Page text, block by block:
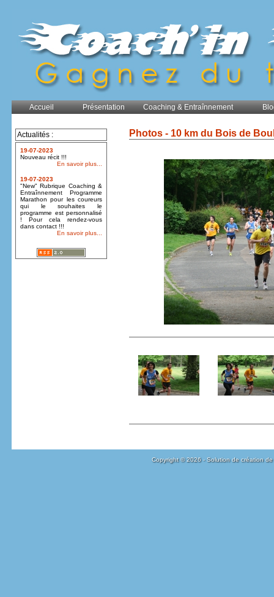
Accueil Présentation Coaching & Entraînnement
Actualités :
19-07-2023
Nouveau récit !!!
En savoir plus...
19-07-2023
"New" Rubrique Coaching &
Entraînnement Programme
Marathon pour les coureurs
qui le souhaites le
programme est personnalisé
! Pour cela rendez-vous
dans contact !!!
En savoir plus...
Photos - 10 km du Bois de
Copyright © 2026 - Solution de création